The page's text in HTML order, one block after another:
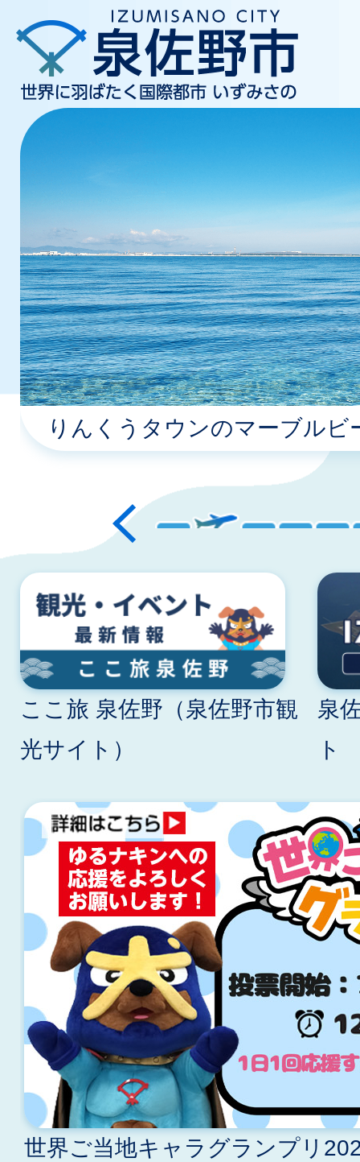
2
枚
目
の
ス
ラ
イ
ド
りんくうタウンのマーブルビ
ここ旅 泉佐野（泉佐野市観
光サイト）
泉
ト
2
枚
の
ラ
イ
ド
世界ご当地キャラグランプリ